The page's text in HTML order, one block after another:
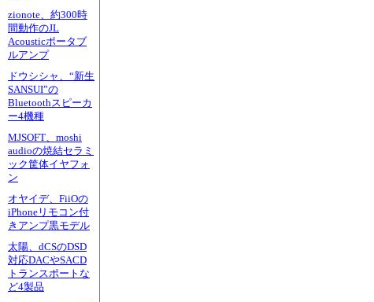
zionote、約300時
間動作のJL
Acousticポータブ
ルアンプ
ドウシシャ、“新生
SANSUI”の
Bluetoothスピーカ
ー4機種
MJSOFT、moshi
audioの焼結セラミ
ック筐体イヤフォ
ン
オヤイデ、FiiOの
iPhoneリモコン付
きアンプ黒モデル
太陽、dCSのDSD
対応DACやSACD
トランスポートな
ど4製品